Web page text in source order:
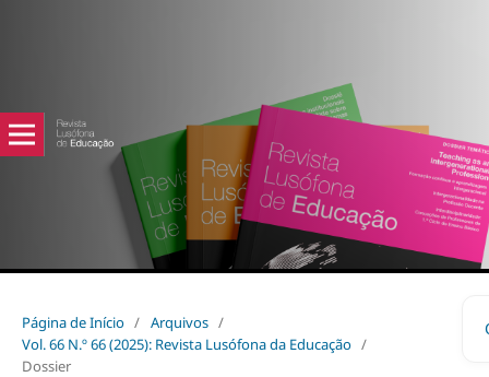
Página de Início / Arquivos /
Vol. 66 N.º 66 (2025): Revista Lusófona da Educação /
Dossier